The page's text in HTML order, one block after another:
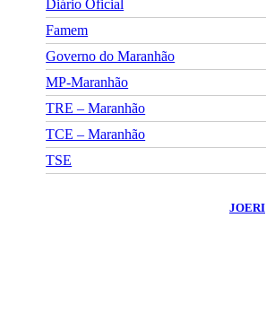
Diário Oficial
Famem
Governo do Maranhão
MP-Maranhão
TRE – Maranhão
TCE – Maranhão
TSE
JOERI